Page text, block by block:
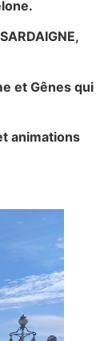
et Gênes qui
animations